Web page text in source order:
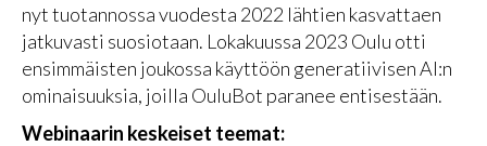
nyt tuotannossa vuodesta 2022 lähtien kasvattaen
jatkuvasti suosiotaan. Lokakuussa 2023 Oulu otti
ensimmäisten joukossa käyttöön generatiivisen AI:n
ominaisuuksia, joilla OuluBot paranee entisestään.
Webinaarin keskeiset teemat: